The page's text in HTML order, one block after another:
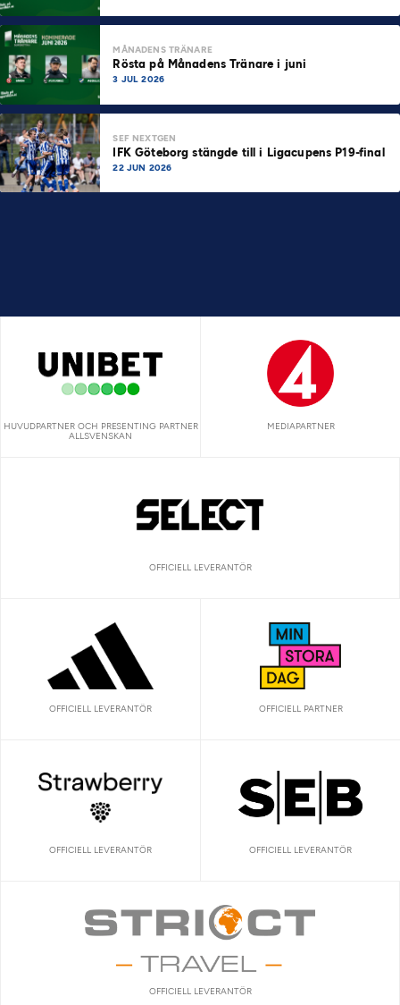
MÅNADENS TRÄNARE
Rösta på Månadens Tränare i juni
3 JUL 2026
SEF NEXTGEN
IFK Göteborg stängde till i Ligacupens P19-final
22 JUN 2026
HUVUDPARTNER OCH PRESENTING PARTNER
ALLSVENSKAN
MEDIAPARTNER
OFFICIELL LEVERANTÖR
OFFICIELL LEVERANTÖR OFFICIELL PARTNER
OFFICIELL LEVERANTÖR OFFICIELL LEVERANTÖR
OFFICIELL LEVERANTÖR